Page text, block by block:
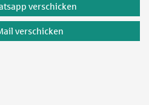
verschicken
verschicken